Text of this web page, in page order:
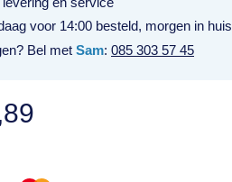
voor 14:00 besteld, morgen in huis
Bel met Sam: 085 303 57 45